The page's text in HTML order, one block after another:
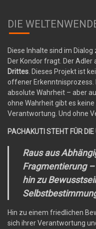
DIE
Diese Inhalte sind im
Der Kondor fragt. Der Adler
Drittes. Dieses Projekt ist
offener Erkenntnisprozess.
absolute Wahrheit – aber
ohne Wahrheit gibt es
Verantwortung. Und ohne
PACHAKUTI STEHT FÜR DIE
Raus aus
Fragmentierung –
hin zu
Hin zu einem friedlichen
sich ihrer Verantwortung